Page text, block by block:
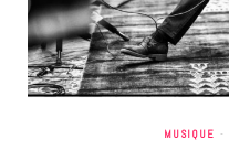
MUSIQUE